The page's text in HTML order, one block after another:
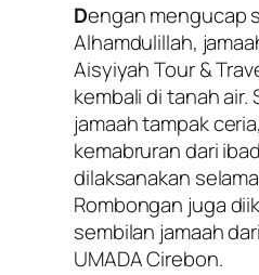
Dengan mengucap
Alhamdulillah,
Aisyiyah Tour &
kembali di tanah air.
jamaah tampak
kemabruran dari
dilaksanakan
Rombongan juga
sembilan jamaah
UMADA Cirebon.